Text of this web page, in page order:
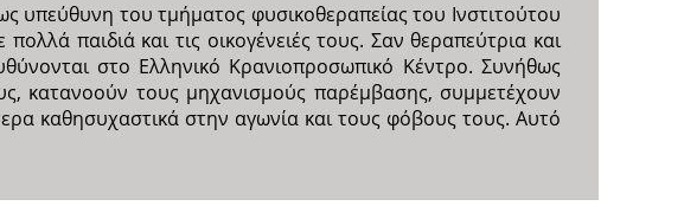
υπεύθυνη του τμήματος φυσικοθεραπείας του Ινστιτούτου
παιδιά και τις οικογένειές τους. Σαν θεραπεύτρια και
στο Ελληνικό Κρανιοπροσωπικό Κέντρο. Συνήθως
κατανοούν τους μηχανισμούς παρέμβασης, συμμετέχουν
καθησυχαστικά στην αγωνία και τους φόβους τους. Αυτό